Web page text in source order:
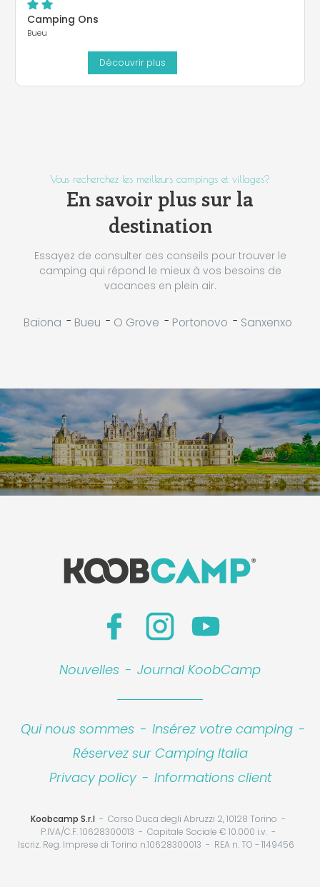
Camping Ons
Bueu
Découvrir plus
Vous recherchez les meilleurs campings et villages?
En savoir plus sur la
destination
Essayez de consulter ces conseils pour trouver le
camping qui répond le mieux à vos besoins de
vacances en plein air.
Baiona - Bueu - O Grove - Portonovo - Sanxenxo
Nouvelles - Journal KoobCamp
Qui nous sommes - Insérez votre camping -
Réservez sur Camping Italia
Privacy policy - Informations client
Koobcamp S.r.l
Corso Duca degli Abruzzi 2, 10128 Torino
P.IVA/C.F. 10628300013
Capitale Sociale € 10.000 i.v.
Iscriz. Reg. Imprese di Torino n.10628300013
REA n. TO - 1149456